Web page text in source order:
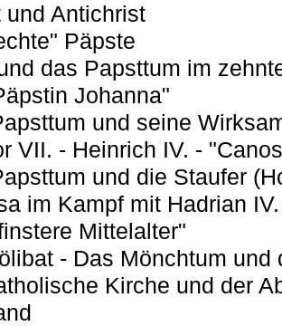
und Antichrist
Päpste
das Papsttum im
Johanna"
und seine
VII. - Heinrich IV. -
und die Staufer
im Kampf mit Hadrian
Mittelalter"
- Das Mönchtum und
Kirche und der